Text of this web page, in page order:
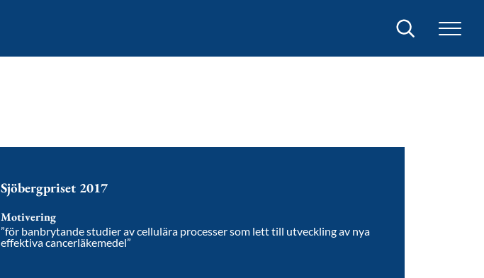
Sök
Sjöbergpriset 2017
Motivering
”för banbrytande studier av cellulära processer som lett till utveckling av nya
effektiva cancerläkemedel”